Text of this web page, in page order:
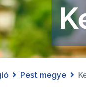
Pest megye